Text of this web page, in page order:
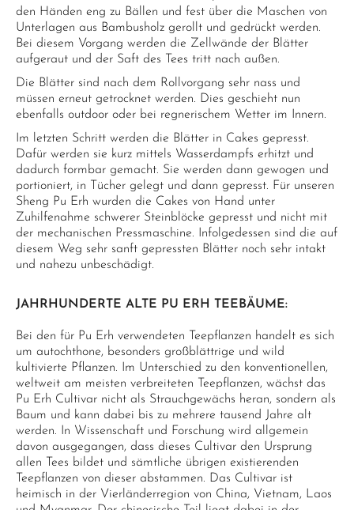
den Händen eng zu Bällen und fest über die Maschen von
Unterlagen aus Bambusholz gerollt und gedrückt werden.
Bei diesem Vorgang werden die Zellwände der Blätter
aufgeraut und der Saft des Tees tritt nach außen.
Die Blätter sind nach dem Rollvorgang sehr nass und
müssen erneut getrocknet werden. Dies geschieht nun
ebenfalls outdoor oder bei regnerischem Wetter im Innern.
Im letzten Schritt werden die Blätter in Cakes gepresst.
Dafür werden sie kurz mittels Wasserdampfs erhitzt und
dadurch formbar gemacht. Sie werden dann gewogen und
portioniert, in Tücher gelegt und dann gepresst. Für unseren
Sheng Pu Erh wurden die Cakes von Hand unter
Zuhilfenahme schwerer Steinblöcke gepresst und nicht mit
der mechanischen Pressmaschine. Infolgedessen sind die auf
diesem Weg sehr sanft gepressten Blätter noch sehr intakt
und nahezu unbeschädigt.
JAHRHUNDERTE ALTE PU ERH TEEBÄUME:
Bei den für Pu Erh verwendeten Teepflanzen handelt es sich
um autochthone, besonders großblättrige und wild
kultivierte Pflanzen. Im Unterschied zu den konventionellen,
weltweit am meisten verbreiteten Teepflanzen, wächst das
Pu Erh Cultivar nicht als Strauchgewächs heran, sondern als
Baum und kann dabei bis zu mehrere tausend Jahre alt
werden. In Wissenschaft und Forschung wird allgemein
davon ausgegangen, dass dieses Cultivar den Ursprung
allen Tees bildet und sämtliche übrigen existierenden
Teepflanzen von dieser abstammen. Das Cultivar ist
heimisch in der Vierländerregion von China, Vietnam, Laos